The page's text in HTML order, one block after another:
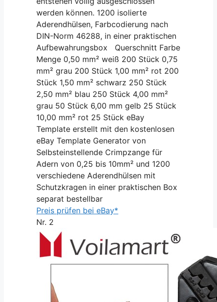
werden können. 1200 isolierte
Aderendhülsen, Farbcodierung nach
DIN-Norm 46288, in einer praktischen
Aufbewahrungsbox Querschnitt Farbe
Menge 0,50 mm² weiß 200 Stück 0,75
mm² grau 200 Stück 1,00 mm² rot 200
Stück 1,50 mm² schwarz 250 Stück
2,50 mm² blau 250 Stück 4,00 mm²
grau 50 Stück 6,00 mm gelb 25 Stück
10,00 mm² rot 25 Stück eBay
Template erstellt mit den kostenlosen
eBay Template Generator von
Selbsteinstellende Crimpzange für
Adern von 0,25 bis 10mm² und 1200
verschiedene Aderendhülsen mit
Schutzkragen in einer praktischen Box
separat bestellbar
Preis prüfen bei eBay*
Nr. 2